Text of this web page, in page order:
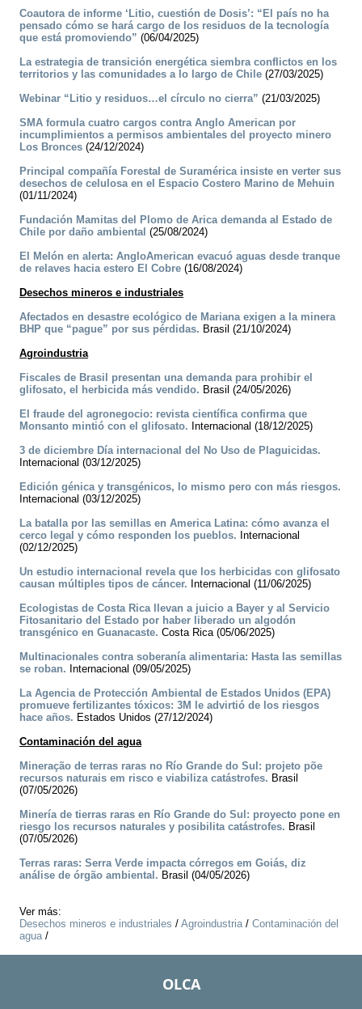
Coautora de informe ‘Litio, cuestión de Dosis’: “El país no ha
pensado cómo se hará cargo de los residuos de la tecnología
que está promoviendo” (06/04/2025)
La estrategia de transición energética siembra conflictos en los
territorios y las comunidades a lo largo de Chile (27/03/2025)
Webinar “Litio y residuos…el círculo no cierra” (21/03/2025)
SMA formula cuatro cargos contra Anglo American por
incumplimientos a permisos ambientales del proyecto minero
Los Bronces (24/12/2024)
Principal compañía Forestal de Suramérica insiste en verter sus
desechos de celulosa en el Espacio Costero Marino de Mehuin
(01/11/2024)
Fundación Mamitas del Plomo de Arica demanda al Estado de
Chile por daño ambiental (25/08/2024)
El Melón en alerta: AngloAmerican evacuó aguas desde tranque
de relaves hacia estero El Cobre (16/08/2024)
Desechos mineros e industriales
Afectados en desastre ecológico de Mariana exigen a la minera
BHP que “pague” por sus pérdidas. Brasil (21/10/2024)
Agroindustria
Fiscales de Brasil presentan una demanda para prohibir el
glifosato, el herbicida más vendido. Brasil (24/05/2026)
El fraude del agronegocio: revista científica confirma que
Monsanto mintió con el glifosato. Internacional (18/12/2025)
3 de diciembre Día internacional del No Uso de Plaguicidas.
Internacional (03/12/2025)
Edición génica y transgénicos, lo mismo pero con más riesgos.
Internacional (03/12/2025)
La batalla por las semillas en America Latina: cómo avanza el
cerco legal y cómo responden los pueblos. Internacional
(02/12/2025)
Un estudio internacional revela que los herbicidas con glifosato
causan múltiples tipos de cáncer. Internacional (11/06/2025)
Ecologistas de Costa Rica llevan a juicio a Bayer y al Servicio
Fitosanitario del Estado por haber liberado un algodón
transgénico en Guanacaste. Costa Rica (05/06/2025)
Multinacionales contra soberanía alimentaria: Hasta las semillas
se roban. Internacional (09/05/2025)
La Agencia de Protección Ambiental de Estados Unidos (EPA)
promueve fertilizantes tóxicos: 3M le advirtió de los riesgos
hace años. Estados Unidos (27/12/2024)
Contaminación del agua
Mineração de terras raras no Río Grande do Sul: projeto põe
recursos naturais em risco e viabiliza catástrofes. Brasil
(07/05/2026)
Minería de tierras raras en Río Grande do Sul: proyecto pone en
riesgo los recursos naturales y posibilita catástrofes. Brasil
(07/05/2026)
Terras raras: Serra Verde impacta córregos em Goiás, diz
análise de órgão ambiental. Brasil (04/05/2026)
Ver más:
Desechos mineros e industriales / Agroindustria/ Contaminación del
agua/
OLCA